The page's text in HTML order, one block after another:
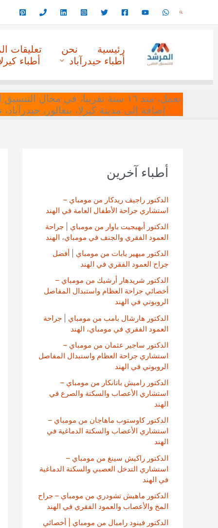
البحث
رئيسية نحن
تعليقات
أطباء حيدرآباد
أطباء
نعمل، منذ ١٦ سنة تقريبا، في
إضافة إلى مدينة كيرلا، بنغالور،
أطباء آخرين
الدكتور راجيف ريدكار من مومباي –
استشاري جراحة الأطفال العامة في الهند
الدكتور أبهيجيت باوار من مومباي | جراحة
العمود الفقري والجنف في مومباي، الهند
الدكتور ميهير بابات من مومباي | أفضل
جراح العمود الفقري في الهند
الدكتور شريدهار أرشيك من مومباي –
أخصائي جراحة العظام واستبدال المفاصل
الروبوتي في الهند
الدكتور هارشال بامب من مومباي | جراحة
العمود الفقري في مومباي، الهند
الدكتور ساجير عثمان من مومباي –
استشاري جراحة العظام واستبدال المفاصل
الروبوتي في الهند
الدكتور راميش باتانكار من مومباي –
استشاري الأعصاب والسكتة والصرع في
الهند
الدكتور كاوستوب ماهاجان من مومباي –
استشاري الأعصاب والسكتة الدماغية في
الهند
الدكتور راكيش سينغ من مومباي –
استشاري التدخل العصبي والسكتة الدماغية
في الهند
الدكتور ماهيش تشودري من مومباي – جراح
المخ والأعصاب والعمود الفقري في الهند
الدكتور فينود رامبال من مومباي | أخصائي